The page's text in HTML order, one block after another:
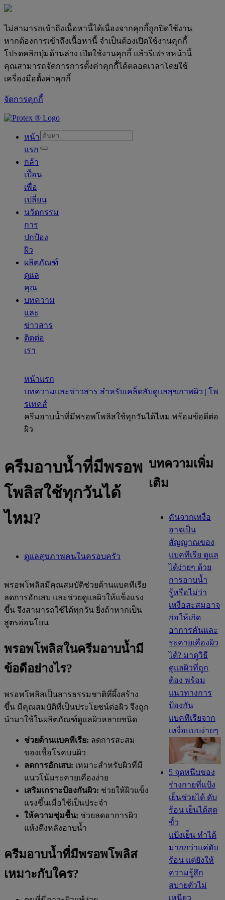
ไม่สามารถเข้าถึงเนื้อหานี้ได้เนื่องจากคุกกี้ถูกปิดใช้งาน
หากต้องการเข้าถึงเนื้อหานี้ จำเป็นต้องเปิดใช้งานคุกกี้
โปรดคลิกปุ่มด้านล่าง เปิดใช้งานคุกกี้ แล้วรีเฟรชหน้านี้
คุณสามารถจัดการการตั้งค่าคุกกี้ได้ตลอดเวลาโดยใช้
เครื่องมือตั้งค่าคุกกี้
จัดการคุกกี้
skipt to main content
หน้า
แรก
กล้า
เปื้อน
เพื่อ
เปลี่ยน
นวัตกรรม
การ
ปกป้อง
ผิว
ผลิตภัณฑ์
ดูแล
คุณ
บทความ
และ
ข่าวสาร
ติดต่อ
เรา
หน้าแรก
บทความและข่าวสาร สำหรับเคล็ดลับดูแลสุขภาพผิว | โพ
รเทคส์
ครีมอาบน้ำที่มีพรอพโพลิสใช้ทุกวันได้ไหม พร้อมข้อดีต่อ
ผิว
ครีมอาบน้ำที่มีพรอพ
โพลิสใช้ทุกวันได้
ไหม?
ดูแลสุขภาพคนในครอบครัว
พรอพโพลิสมีคุณสมบัติช่วยต้านแบคทีเรีย
ลดการอักเสบ และช่วยดูแลผิวให้แข็งแรง
ขึ้น จึงสามารถใช้ได้ทุกวัน ยิ่งถ้าหากเป็น
สูตรอ่อนโยน
พรอพโพลิสในครีมอาบน้ำมี
ข้อดีอย่างไร?
พรอพโพลิสเป็นสารธรรมชาติที่ผึ้งสร้าง
ขึ้น มีคุณสมบัติที่เป็นประโยชน์ต่อผิว จึงถูก
นำมาใช้ในผลิตภัณฑ์ดูแลผิวหลายชนิด
ช่วยต้านแบคทีเรีย: ลดการสะสม
ของเชื้อโรคบนผิว
ลดการอักเสบ: เหมาะสำหรับผิวที่มี
แนวโน้มระคายเคืองง่าย
เสริมเกราะป้องกันผิว: ช่วยให้ผิวแข็ง
แรงขึ้นเมื่อใช้เป็นประจำ
ให้ความชุ่มชื้น: ช่วยลดอาการผิว
แห้งตึงหลังอาบน้ำ
ครีมอาบน้ำที่มีพรอพโพลิส
เหมาะกับใคร?
บทความเพิ่ม
เติม
คันจากเหงื่อ
อาจเป็น
สัญญาณของ
แบคทีเรีย ดูแล
ได้ง่ายๆ ด้วย
การอาบน้ำ
รู้หรือไม่ว่า
เหงื่อสะสมอาจ
ก่อให้เกิด
อาการคันและ
ระคายเคืองผิว
ได้? มาดูวิธี
ดูแลผิวที่ถูก
ต้อง พร้อม
แนวทางการ
ป้องกัน
แบคทีเรียจาก
เหงื่อแบบง่ายๆ
5 จุดหนึบของ
ร่างกายที่แป้ง
เย็นช่วยได้ ดับ
ร้อน เย็นได้สุด
ขั้ว
แป้งเย็น ทำได้
มากกว่าแค่ดับ
ร้อน แต่ยังให้
ความรู้สึก
สบายตัวไม่
เหนียว